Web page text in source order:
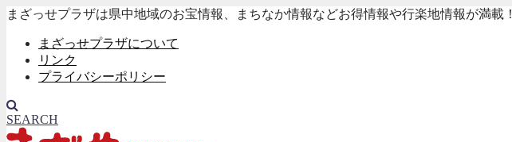
まざっせプラザは県中地域のお宝情報、まちなか情報などお得情報や行楽地情報が満載！
まざっせプラザについて
リンク
プライバシーポリシー
SEARCH